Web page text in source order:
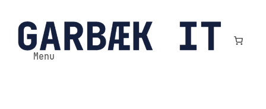
til
indhold
Menu